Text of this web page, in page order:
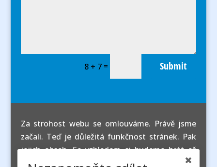
8 + 7 = Submit
Za strohost webu se omlouváme. Právě jsme
začali. Teď je důležitá funkčnost stránek. Pak
jejich obsah. Se vzhledem si budeme hrát až
úplně nakonec. Děkujeme za pochopení.